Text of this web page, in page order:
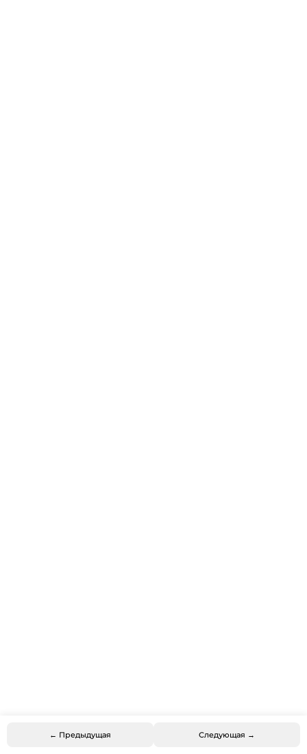
← Предыдущая Следующая →